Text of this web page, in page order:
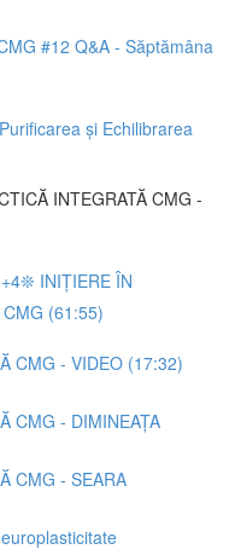
#12 Q&A - Săptămâna
și Echilibrarea
INTEGRATĂ CMG -
INIȚIERE ÎN
(61:55)
CMG - VIDEO (17:32)
CMG - DIMINEAȚA
CMG - SEARA